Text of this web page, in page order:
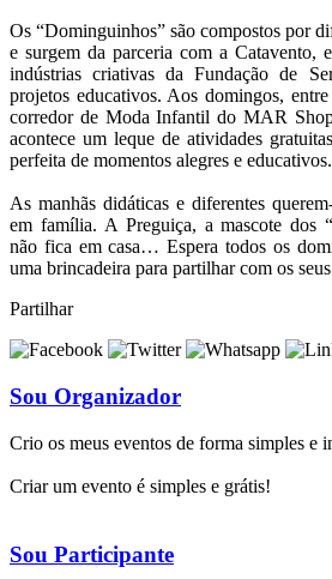
Os “Dominguinhos” são compostos por
e surgem da parceria com a Catavento,
indústrias criativas da Fundação de
projetos educativos. Aos domingos,
corredor de Moda Infantil do MAR
acontece um leque de atividades
perfeita de momentos alegres e educativos.
As manhãs didáticas e diferentes
em família. A Preguiça, a mascote dos
não fica em casa… Espera todos os
uma brincadeira para partilhar com os
Partilhar
Sou Organizador
Crio os meus eventos de forma simples e
Criar um evento é simples e grátis!
Sou Participante